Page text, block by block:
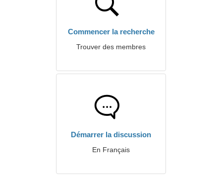
Commencer la recherche
Trouver des membres
Démarrer la discussion
En Français